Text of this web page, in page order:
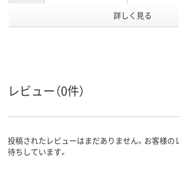
15
詳しく見る
レビュー（0件）
投稿されたレビューはまだありません。お客様の
待ちしています。